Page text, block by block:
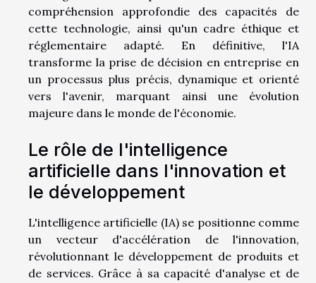
compréhension approfondie des capacités de
cette technologie, ainsi qu'un cadre éthique et
réglementaire adapté. En définitive, l'IA
transforme la prise de décision en entreprise en
un processus plus précis, dynamique et orienté
vers l'avenir, marquant ainsi une évolution
majeure dans le monde de l'économie.
Le rôle de l'intelligence
artificielle dans l'innovation et
le développement
L'intelligence artificielle (IA) se positionne comme
un vecteur d'accélération de l'innovation,
révolutionnant le développement de produits et
de services. Grâce à sa capacité d'analyse et de